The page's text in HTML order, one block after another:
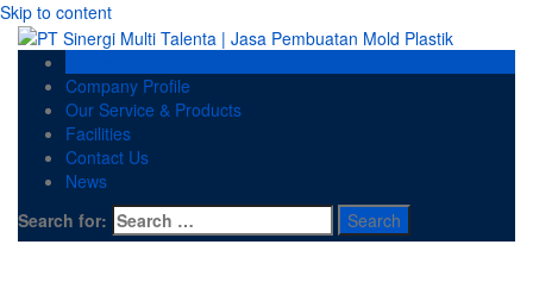
Skip to content
Company Profile
Our Service & Products
Facilities
Contact Us
News
Search for: